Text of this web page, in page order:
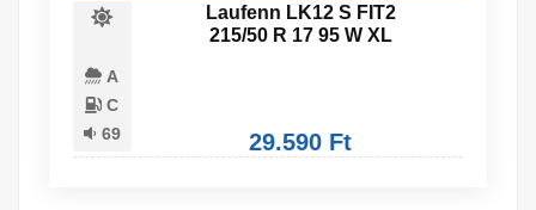
A
C
69
Laufenn LK12 S FIT2
215/50 R 17 95 W XL
29.590 Ft